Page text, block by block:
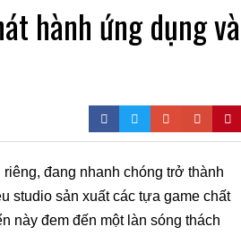
hành ứng dụng và
đang nhanh chóng trở thành
studio sản xuất các tựa game chất
này đem đến một làn sóng thách